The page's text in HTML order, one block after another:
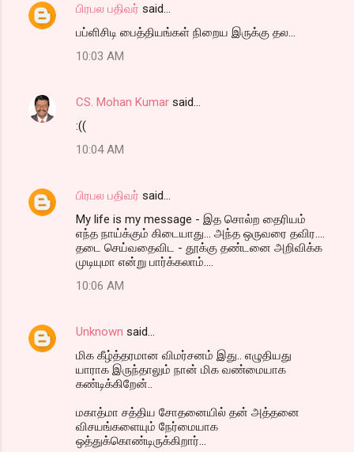
பிரபல பதிவர் said…
பப்ளிசிடி பைத்தியங்கள் நிறைய இருக்கு தல...
10:03 AM
CS. Mohan Kumar said…
:((
10:04 AM
பிரபல பதிவர் said…
My life is my message - இத சொல்ற தைரியம்
எந்த நாய்க்கும் கிடையாது... அந்த ஒருவரை தவிர....
தடை செய்வதைவிட - தூக்கு தண்டனை அறிவிக்க
முடியுமா என்று பார்க்கலாம்....
10:06 AM
Unknown said…
மிக கீழ்த்தரமான விமர்சனம் இது.. எழுதியது
யாராக இருந்தாலும் நான் மிக வண்மையாக
கண்டிக்கிறேன்..
மகாத்மா சத்திய சோதனையில் தன் அத்தனை
விசயங்களையும் நேர்மையாக
ஒத்துக்கொண்டிருக்கிறார்...